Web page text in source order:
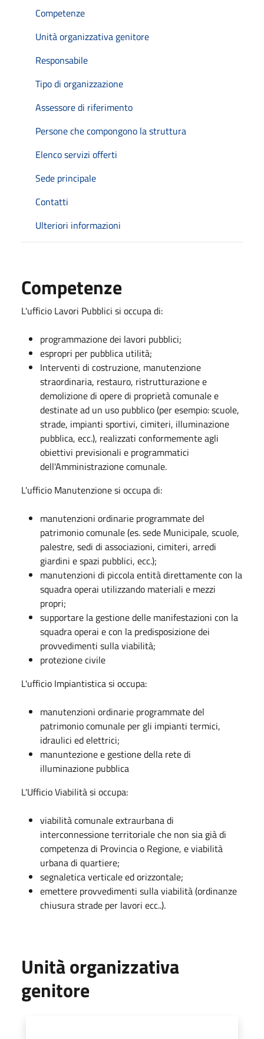
Competenze
Unità organizzativa genitore
Responsabile
Tipo di organizzazione
Assessore di riferimento
Persone che compongono la struttura
Elenco servizi offerti
Sede principale
Contatti
Ulteriori informazioni
Competenze
L'ufficio Lavori Pubblici si occupa di:
programmazione dei lavori pubblici;
espropri per pubblica utilità;
Interventi di costruzione, manutenzione
straordinaria, restauro, ristrutturazione e
demolizione di opere di proprietà comunale e
destinate ad un uso pubblico (per esempio: scuole,
strade, impianti sportivi, cimiteri, illuminazione
pubblica, ecc.), realizzati conformemente agli
obiettivi previsionali e programmatici
dell'Amministrazione comunale.
L'ufficio Manutenzione si occupa di:
manutenzioni ordinarie programmate del
patrimonio comunale (es. sede Municipale, scuole,
palestre, sedi di associazioni, cimiteri, arredi
giardini e spazi pubblici, ecc.);
manutenzioni di piccola entità direttamente con la
squadra operai utilizzando materiali e mezzi
propri;
supportare la gestione delle manifestazioni con la
squadra operai e con la predisposizione dei
provvedimenti sulla viabilità;
protezione civile
L'ufficio Impiantistica si occupa:
manutenzioni ordinarie programmate del
patrimonio comunale per gli impianti termici,
idraulici ed elettrici;
manuntezione e gestione della rete di
illuminazione pubblica
L'Ufficio Viabilità si occupa:
viabilità comunale extraurbana di
interconnessione territoriale che non sia già di
competenza di Provincia o Regione, e viabilità
urbana di quartiere;
segnaletica verticale ed orizzontale;
emettere provvedimenti sulla viabilità (ordinanze
chiusura strade per lavori ecc..).
Unità organizzativa
genitore